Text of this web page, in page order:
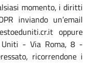
momento, i diritti
inviando un’email
oppure
Uniti - Via Roma, 8 -
ricorrendone i